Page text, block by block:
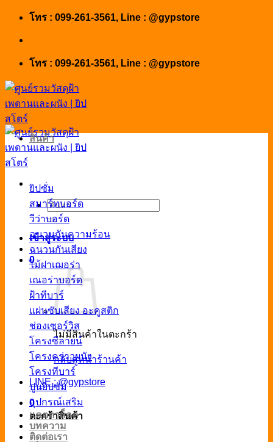
Skip
โทร : 099-261-3561, Line : @gypstore
โทร : 099-261-3561, Line : @gypstore
ค้นหา:
เข้าสู่ระบบ
0
ไม่มีสินค้าในตะกร้า
กลับสู่หน้าร้านค้า
LINE : @gypstore
0
ตะกร้าสินค้า
สินค้า
ยิปซั่ม
สมาร์ทบอร์ด
วีว่าบอร์ด
ฉนวนกันความร้อน
ฉนวนกันเสียง
ไม้ฝาเฌอร่า
เณอร่าบอร์ด
ฝ้าทีบาร์
แผ่นซับเสียง อะคูสติก
ช่องเซอร์วิส
โครงซีลายน์
โครงคร่าวผนัง
โครงทีบาร์
ปูนยิปซั่ม
อุปกรณ์เสริม
แคตตาล็อค
บทความ
ติดต่อเรา